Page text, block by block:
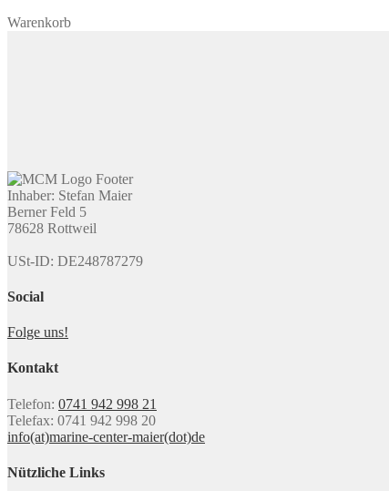
Warenkorb
Inhaber: Stefan Maier
Berner Feld 5
78628 Rottweil
USt-ID: DE248787279
Social
Folge uns!
Kontakt
Telefon: 0741 942 998 21
Telefax: 0741 942 998 20
info(at)marine-center-maier(dot)de
Nützliche Links